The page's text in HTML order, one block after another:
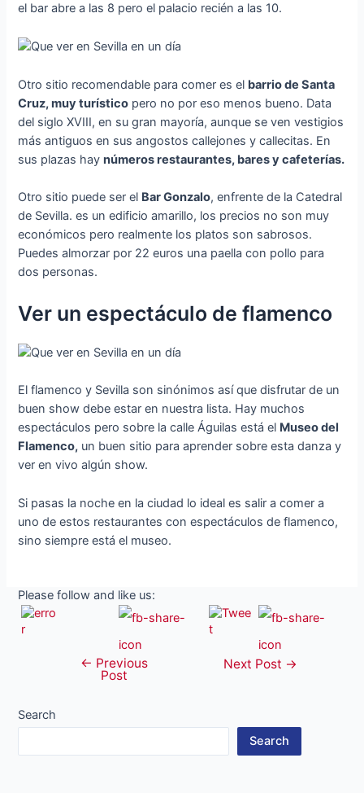
el bar abre a las 8 pero el palacio recién a las 10.
Otro sitio recomendable para comer es el barrio de Santa
Cruz, muy turístico pero no por eso menos bueno. Data
del siglo XVIII, en su gran mayoría, aunque se ven vestigios
más antiguos en sus angostos callejones y callecitas. En
sus plazas haynúmeros restaurantes, bares y cafeterías.
Otro sitio puede ser el Bar Gonzalo, enfrente de la Catedral
de Sevilla. es un edificio amarillo, los precios no son muy
económicos pero realmente los platos son sabrosos.
Puedes almorzar por 22 euros una paella con pollo para
dos personas.
Ver un espectáculo de flamenco
El flamenco y Sevilla son sinónimos así que disfrutar de un
buen show debe estar en nuestra lista. Hay muchos
espectáculos pero sobre la calle Águilas está el Museo del
Flamenco, un buen sitio para aprender sobre esta danza y
ver en vivo algún show.
Si pasas la noche en la ciudad lo ideal es salir a comer a
uno de estos restaurantes con espectáculos de flamenco,
sino siempre está el museo.
Please follow and like us:
navigation
← Previous
Post
Next Post →
Search
Search